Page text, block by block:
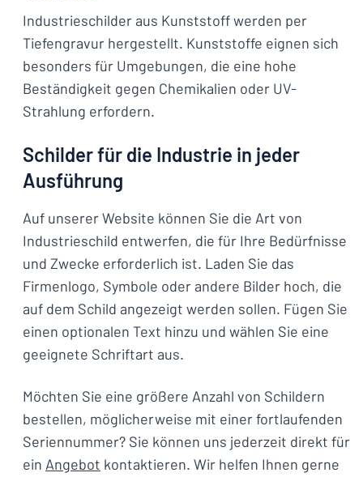
Industrieschilder aus Kunststoff werden per
Tiefengravur hergestellt. Kunststoffe eignen sich
besonders für Umgebungen, die eine hohe
Beständigkeit gegen Chemikalien oder UV-
Strahlung erfordern.
Schilder für die Industrie in jeder
Ausführung
Auf unserer Website können Sie die Art von
Industrieschild entwerfen, die für Ihre Bedürfnisse
und Zwecke erforderlich ist. Laden Sie das
Firmenlogo, Symbole oder andere Bilder hoch, die
auf dem Schild angezeigt werden sollen. Fügen Sie
einen optionalen Text hinzu und wählen Sie eine
geeignete Schriftart aus.
Möchten Sie eine größere Anzahl von Schildern
bestellen, möglicherweise mit einer fortlaufenden
Seriennummer? Sie können uns jederzeit direkt für
ein Angebot kontaktieren. Wir helfen Ihnen gerne